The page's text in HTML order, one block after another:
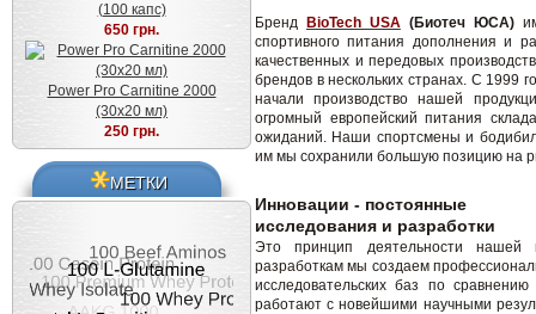
(100 капс)
650 грн.
Power Pro Carnitine 2000
(30x20 мл)
250 грн.
МЕТКИ
Бренд BioTech USA (Биотеч ЮСА)
спортивного питания дополнения и
качественных и передовых
брендов в нескольких странах. С 1999
начали производство нашей
огромный европейский питания
ожиданий. Наши спортсмены и
им мы сохранили большую позицию на
Инновации - постоянные
исследования и разработки
Это принцип деятельности нашей
разработкам мы создаем
исследовательских баз по
работают с новейшими научными